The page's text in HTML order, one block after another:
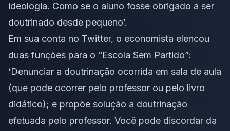
ideologia. Como se o aluno fosse obrigado a ser
doutrinado desde pequeno’.
Em sua conta no Twitter, o economista elencou
duas funções para o “Escola Sem Partido”:
‘Denunciar a doutrinação ocorrida em sala de aula
(que pode ocorrer pelo professor ou pelo livro
didático); e propõe solução a doutrinação
efetuada pelo professor. Você pode discordar da